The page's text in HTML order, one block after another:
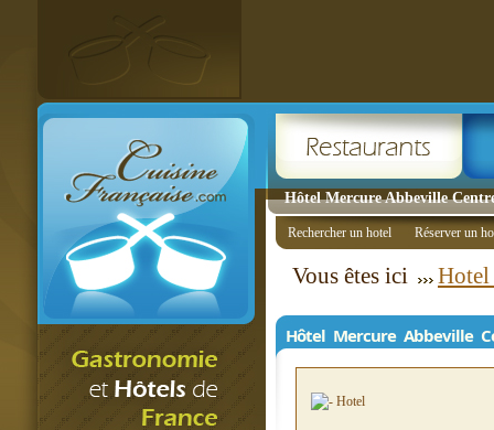
Hôtel Mercure Abbeville
Rechercher un hotel Réserver un
Vous êtes ici Hotel
Hôtel Mercure Abbeville